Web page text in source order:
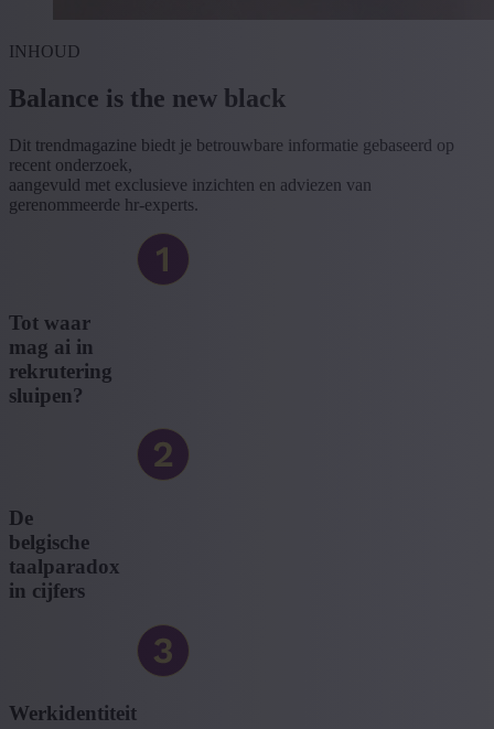
INHOUD
Balance is the new black
Dit trendmagazine biedt je betrouwbare informatie gebaseerd op
recent onderzoek,
aangevuld met exclusieve inzichten en adviezen van
gerenommeerde hr-experts.
Tot waar
mag ai in
rekrutering
sluipen?
De
belgische
taalparadox
in cijfers
Werkidentiteit